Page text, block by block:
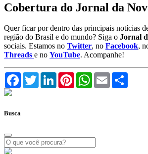
Cobertura do Jornal da
Quer ficar por dentro das principais notícias
região do Brasil e do mundo? Siga o Jornal
sociais. Estamos no Twitter, no Facebook,
Threads e no YouTube. Acompanhe!
FacebookTwitterLinkedInPinterestWhatsApp
Email
Busca